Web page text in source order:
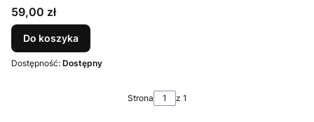
Cena
59,00 zł
Do koszyka
Dostępność: Dostępny
Strona z 1